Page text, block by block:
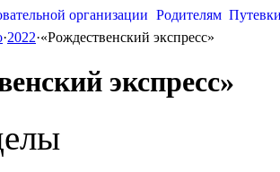
организации Родителям
·2022·«Рождественский экспресс»
экспресс»